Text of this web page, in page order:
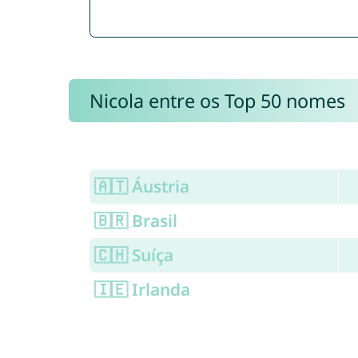
Nicola entre os Top 50 nomes
🇦🇹 Áustria
🇧🇷 Brasil
🇨🇭 Suíça
🇮🇪 Irlanda